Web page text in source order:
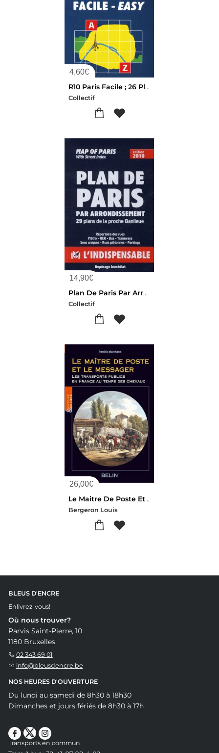
4,60€
R10 Paris Facile ; 26 Plans De A A Z
Collectif
14,90€
Plan De Paris Par Arrondissement / Map Of Paris ; 29 Plans De La Proche Banlieue ; Repertoire Des Rues, Sens Uniques, Parkings, Autobus, Metro, Rer, Stade De France, Parc Des Princes / With Street Index, Bus, Underground (edition 2010)
Collectif
26,00€
Le Maitre De Poste Et Le Messager : Les Transports Publics En France Au Temps Des Chevaux
Bergeron Louis
BLEUS D'ENCRE
Enlivrez-vous!
Où nous trouver?
Parvis Saint-Pierre, 10
1180 Bruxelles
02 343 69 01
info@bleusdencre.be
NOS HEURES D'OUVERTURE
Du lundi au samedi de 8h30 à 18h30
Dimanches et jours fériés de 8h30 à 17h
Transports en commun